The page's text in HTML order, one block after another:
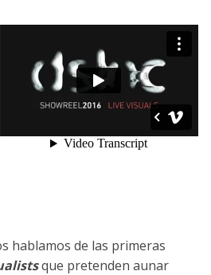
hablamos de las primeras
que pretenden aunar